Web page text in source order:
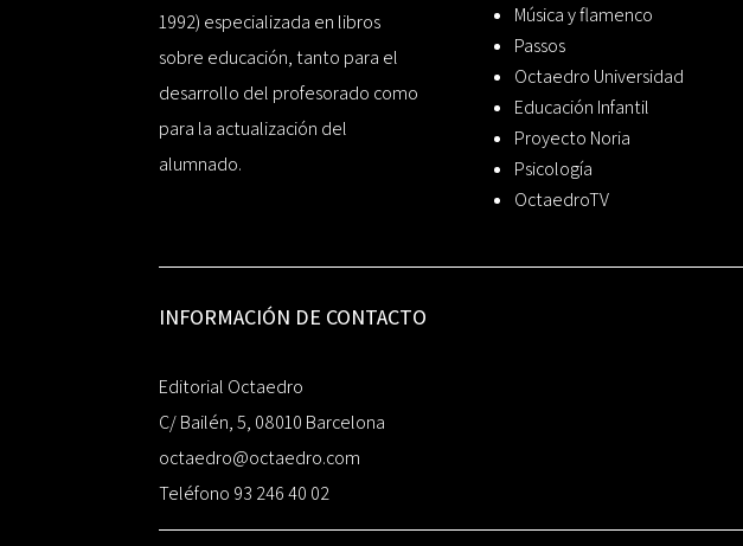
1992) especializada en libros
sobre educación, tanto para el
desarrollo del profesorado como
para la actualización del
alumnado.
Música y flamenco
Passos
Octaedro Universidad
Educación Infantil
Proyecto Noria
Psicología
OctaedroTV
INFORMACIÓN DE CONTACTO
Editorial Octaedro
C/ Bailén, 5, 08010 Barcelona
octaedro@octaedro.com
Teléfono 93 246 40 02